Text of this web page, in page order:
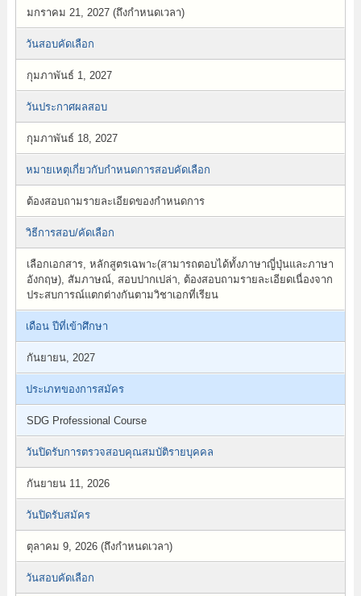
มกราคม 21, 2027 (ถึงกำหนดเวลา)
วันสอบคัดเลือก
กุมภาพันธ์ 1, 2027
วันประกาศผลสอบ
กุมภาพันธ์ 18, 2027
หมายเหตุเกี่ยวกับกำหนดการสอบคัดเลือก
ต้องสอบถามรายละเอียดของกำหนดการ
วิธีการสอบ/คัดเลือก
เลือกเอกสาร, หลักสูตรเฉพาะ(สามารถตอบได้ทั้งภาษาญี่ปุ่นและภาษา
อังกฤษ), สัมภาษณ์, สอบปากเปล่า, ต้องสอบถามรายละเอียดเนื่องจาก
ประสบการณ์แตกต่างกันตามวิชาเอกที่เรียน
เดือน ปีที่เข้าศึกษา
กันยายน, 2027
ประเภทของการสมัคร
SDG Professional Course
วันปิดรับการตรวจสอบคุณสมบัติรายบุคคล
กันยายน 11, 2026
วันปิดรับสมัคร
ตุลาคม 9, 2026 (ถึงกำหนดเวลา)
วันสอบคัดเลือก